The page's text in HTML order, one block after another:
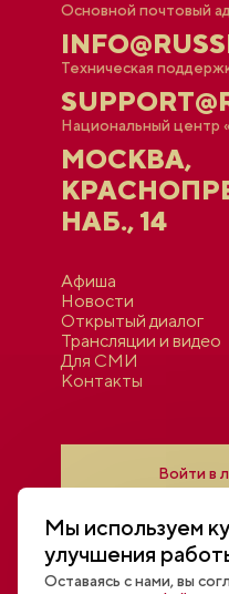
Основной почтовый
Техническая
Национальный центр
МОСКВА,
НАБ., 14
Афиша
Новости
Открытый диалог
Трансляции и видео
Для СМИ
Контакты
Войти в
Мы используем
улучшения
Оставаясь с нами, вы